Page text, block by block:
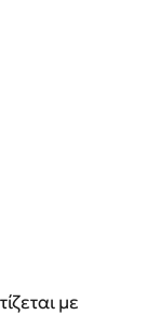
με